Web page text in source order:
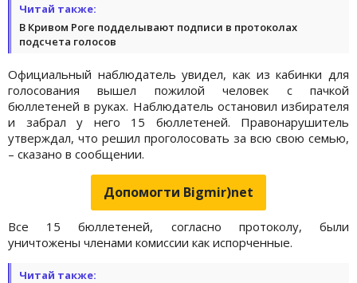
Читай также:
В Кривом Роге подделывают подписи в протоколах
подсчета голосов
Официальный наблюдатель увидел, как из кабинки для
голосования вышел пожилой человек с пачкой
бюллетеней в руках. Наблюдатель остановил избирателя
и забрал у него 15 бюллетеней. Правонарушитель
утверждал, что решил проголосовать за всю свою семью,
– сказано в сообщении.
Допомогти Bigmir)net
Все 15 бюллетеней, согласно протоколу, были
уничтожены членами комиссии как испорченные.
Читай также: